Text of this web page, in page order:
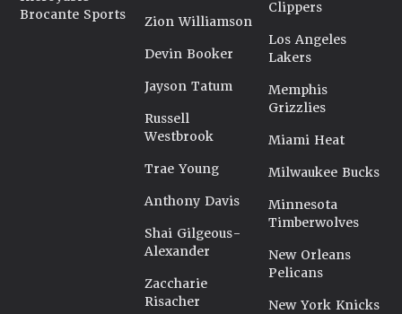
Brocante Sports
Zion Williamson
Devin Booker
Jayson Tatum
Russell
Westbrook
Trae Young
Anthony Davis
Shai Gilgeous-
Alexander
Zaccharie
Risacher
Clippers
Los Angeles
Lakers
Memphis
Grizzlies
Miami Heat
Milwaukee Bucks
Minnesota
Timberwolves
New Orleans
Pelicans
New York Knicks